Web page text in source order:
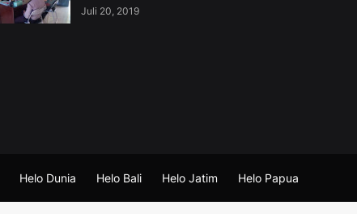
Juli 20, 2019
Helo Dunia Helo Bali Helo Jatim Helo Papua